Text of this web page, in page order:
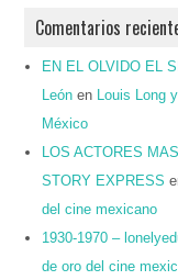
Comentarios
EN EL OLVIDO EL
León en
Louis Long
México
LOS ACTORES
STORY EXPRESS
del cine mexicano
1930-1970 –
de oro del cine